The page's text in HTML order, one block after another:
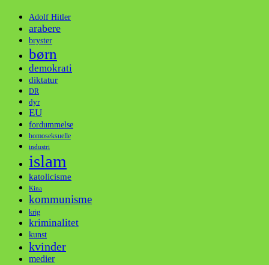
Adolf Hitler
arabere
bryster
børn
demokrati
diktatur
DR
dyr
EU
fordummelse
homoseksuelle
industri
islam
katolicisme
Kina
kommunisme
krig
kriminalitet
kunst
kvinder
medier